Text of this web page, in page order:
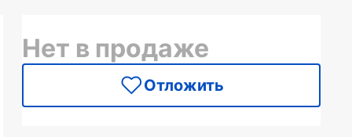
Нет в продаже
Отложить